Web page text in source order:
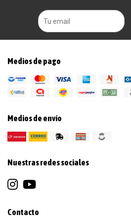
Medios de pago
Medios de envío
Nuestras redes sociales
Contacto